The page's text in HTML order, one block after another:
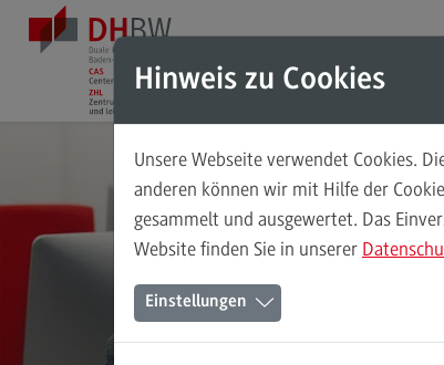
Direkt zum Inhalt
Direkt zum Hauptmenu
Direkt zum Footer
Das Testzentrum
(External link)
Studienangebot der DHBW
Hinweis zu Cookies
Unsere Webseite verwendet Cookies.
anderen können wir mit Hilfe der
gesammelt und ausgewertet. Das
Website finden Sie in unserer
Einstellungen